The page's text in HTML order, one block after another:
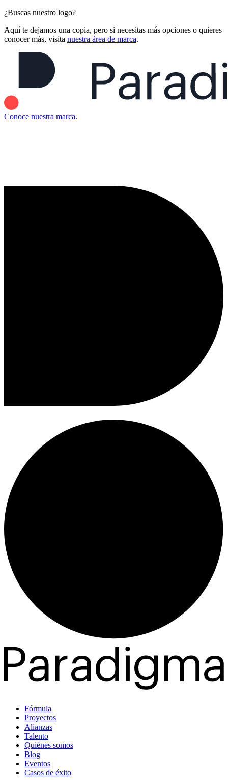
¿Buscas nuestro logo?
Aquí te dejamos una copia, pero si necesitas más opciones o quieres
conocer más, visita nuestra área de marca.
Conoce nuestra marca.
Fórmula
Proyectos
Alianzas
Talento
Quiénes somos
Blog
Eventos
Casos de éxito